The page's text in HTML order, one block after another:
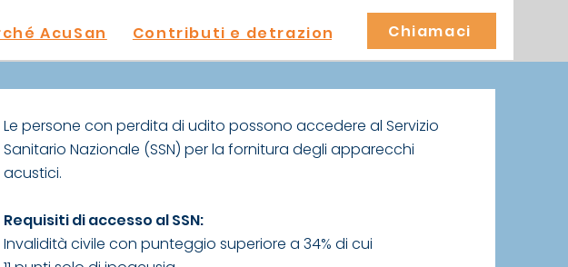
AcuSan Contributi e detrazioni Chiamaci
Le persone con perdita di udito possono accedere al Servizio
Sanitario Nazionale (SSN) per la fornitura degli apparecchi
acustici.
Requisiti di accesso al SSN:
​Invalidità civile con punteggio superiore a 34% di cui